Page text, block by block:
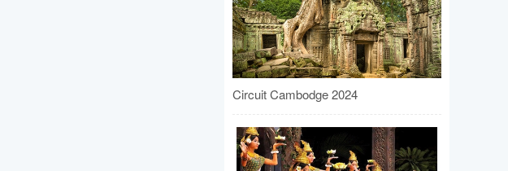
Circuit Cambodge 2024